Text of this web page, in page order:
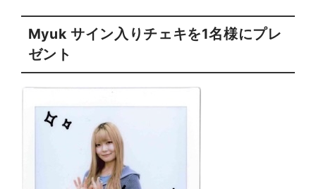
Myuk サイン入りチェキを1名様にプレ
ゼント